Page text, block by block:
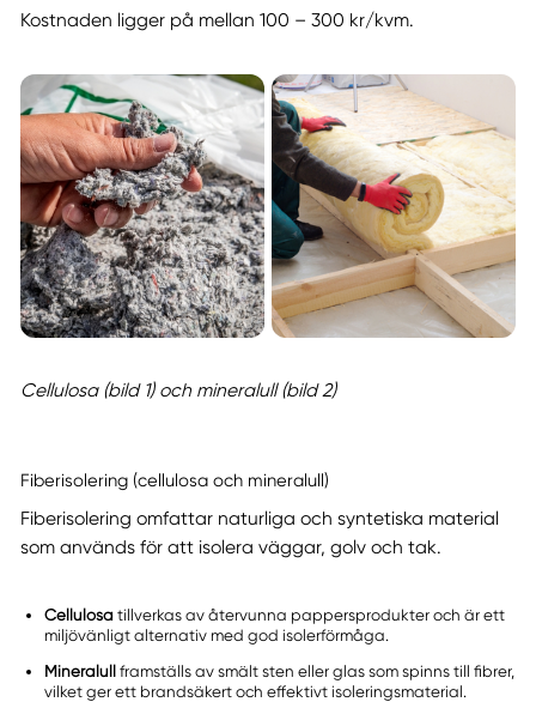
Kostnaden ligger på mellan 100 – 300 kr/kvm.
Cellulosa (bild 1) och mineralull (bild 2)
Fiberisolering (cellulosa och mineralull)
Fiberisolering omfattar naturliga och syntetiska material
som används för att isolera väggar, golv och tak.
Cellulosatillverkas av återvunna pappersprodukter och är ett
miljövänligt alternativ med god isolerförmåga.
Mineralull
framställs av smält sten eller glas som spinns till fibrer,
vilket ger ett brandsäkert och effektivt isoleringsmaterial.